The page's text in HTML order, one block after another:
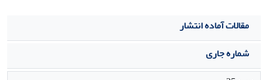
مقالات آماده انتشار
شماره جاری